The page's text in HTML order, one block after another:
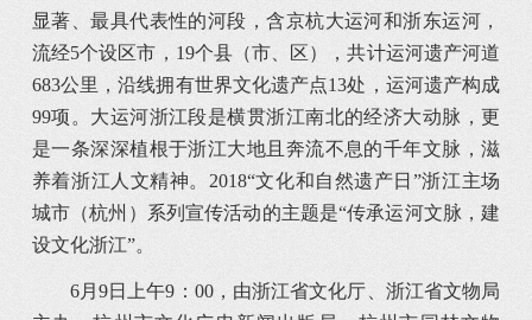
显著、最具代表性的河段，含京杭大运河和浙东运河，
流经5个设区市，19个县（市、区），共计运河遗产河道
683公里，沿线拥有世界文化遗产点13处，运河遗产构成
99项。大运河浙江段是横贯浙江南北的经济大动脉，更
是一条深深植根于浙江大地且奔流不息的千年文脉，滋
养着浙江人文精神。2018“文化和自然遗产日”浙江主场
城市（杭州）系列宣传活动的主题是“传承运河文脉，建
设文化浙江”。
6月9日上午9：00，由浙江省文化厅、浙江省文物局